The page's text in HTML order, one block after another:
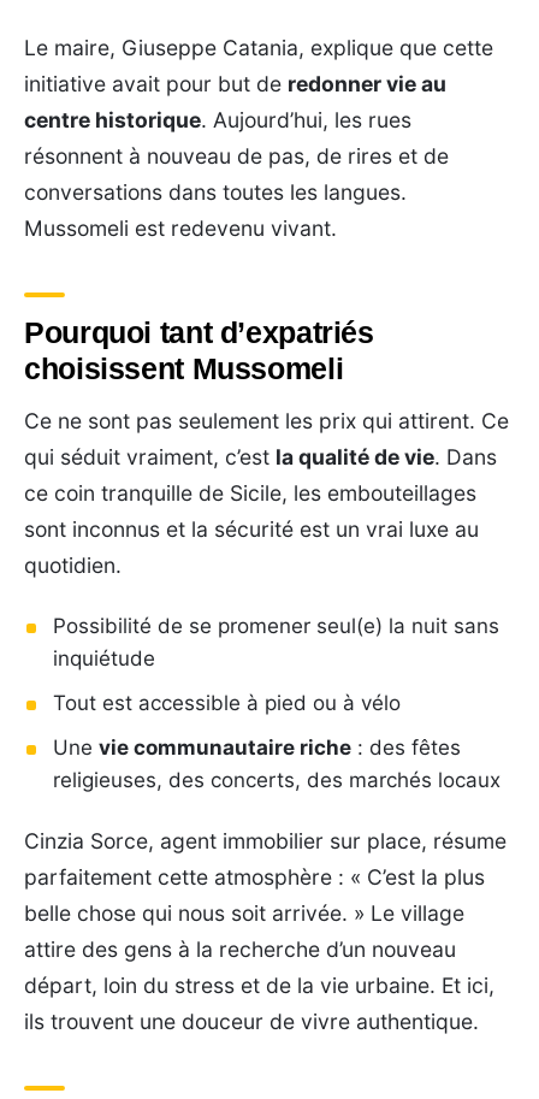
Le maire, Giuseppe Catania, explique que cette
initiative avait pour but de redonner vie au
centre historique. Aujourd’hui, les rues
résonnent à nouveau de pas, de rires et de
conversations dans toutes les langues.
Mussomeli est redevenu vivant.
Pourquoi tant d’expatriés
choisissent Mussomeli
Ce ne sont pas seulement les prix qui attirent. Ce
qui séduit vraiment, c’est la qualité de vie. Dans
ce coin tranquille de Sicile, les embouteillages
sont inconnus et la sécurité est un vrai luxe au
quotidien.
Possibilité de se promener seul(e) la nuit sans
inquiétude
Tout est accessible à pied ou à vélo
Une vie communautaire riche : des fêtes
religieuses, des concerts, des marchés locaux
Cinzia Sorce, agent immobilier sur place, résume
parfaitement cette atmosphère : « C’est la plus
belle chose qui nous soit arrivée. » Le village
attire des gens à la recherche d’un nouveau
départ, loin du stress et de la vie urbaine. Et ici,
ils trouvent une douceur de vivre authentique.